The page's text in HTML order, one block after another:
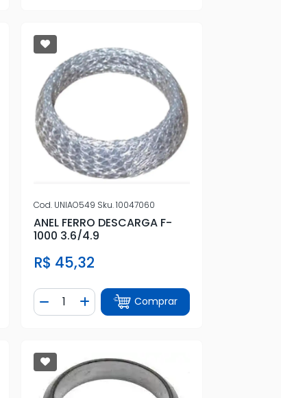
Cod.UNIAO549 Sku.10047060
ANEL FERRO DESCARGA F-
1000 3.6/4.9
R$ 45,32
Diminuir Quantidade
Quantidade
Adicionar Quantidade
Comprar